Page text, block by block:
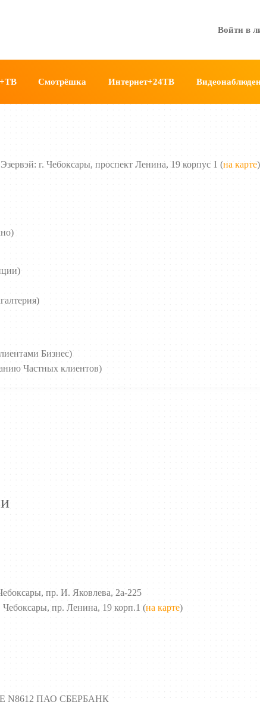
Войти в
Смотрёшка Интернет+24ТВ
г. Чебоксары, проспект Ленина, 19 корпус 1 (на карте
Бизнес)
Частных клиентов)
пр. И. Яковлева, 2а-225
Чебоксары, пр. Ленина, 19 корп.1 (на карте)
N8612 ПАО СБЕРБАНК